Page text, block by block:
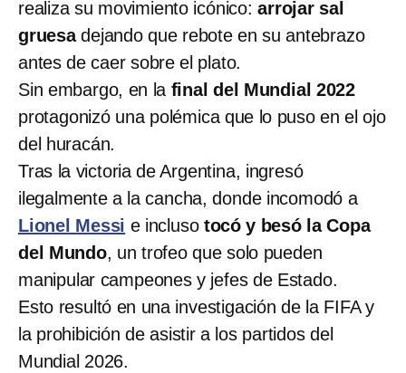
realiza su movimiento icónico:arrojar sal
gruesadejando que rebote en su antebrazo
antes de caer sobre el plato.
Sin embargo, en la final del Mundial 2022
protagonizó una polémica que lo puso en el ojo
del huracán.
Tras la victoria de Argentina, ingresó
ilegalmente a la cancha, donde incomodó a
Lionel Messi e incluso tocó y besó la Copa
del Mundo, un trofeo que solo pueden
manipular campeones y jefes de Estado.
Esto resultó en una investigación de la FIFA y
la prohibición de asistir a los partidos del
Mundial 2026.